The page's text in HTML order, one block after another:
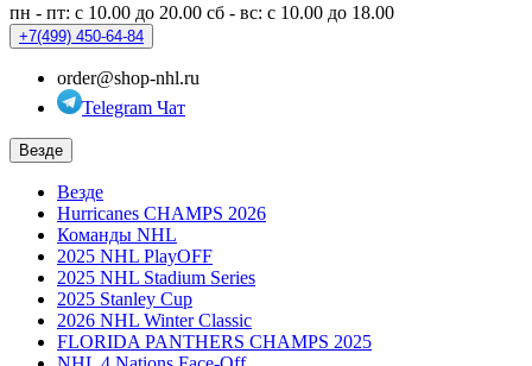
пн - пт: с 10.00 до 20.00 сб - вс: с 10.00 до 18.00
+7(499) 450-64-84
order@shop-nhl.ru
Telegram Чат
Везде
Везде
Hurricanes CHAMPS 2026
Команды NHL
2025 NHL PlayOFF
2025 NHL Stadium Series
2025 Stanley Cup
2026 NHL Winter Classic
FLORIDA PANTHERS CHAMPS 2025